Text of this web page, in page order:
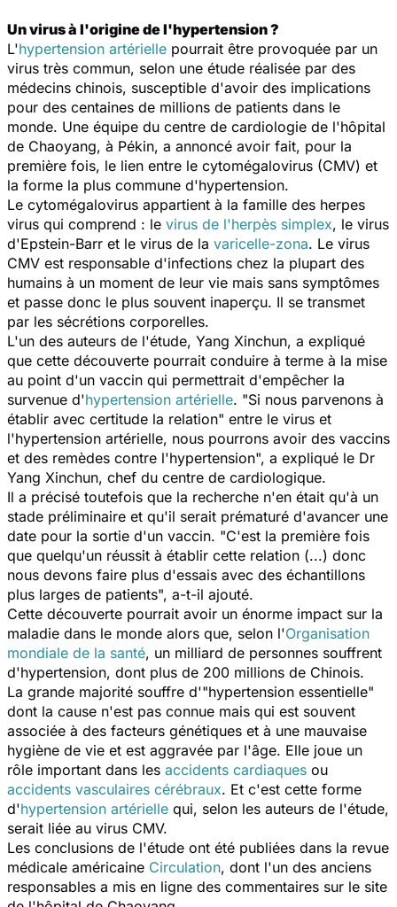
Un virus à l'origine de l'hypertension ?
L'hypertension artérielle pourrait être provoquée par un
virus très commun, selon une étude réalisée par des
médecins chinois, susceptible d'avoir des implications
pour des centaines de millions de patients dans le
monde. Une équipe du centre de cardiologie de l'hôpital
de Chaoyang, à Pékin, a annoncé avoir fait, pour la
première fois, le lien entre le cytomégalovirus (CMV) et
la forme la plus commune d'hypertension.
Le cytomégalovirus appartient à la famille des herpes
virus qui comprend : le virus de l'herpès simplex, le virus
d'Epstein-Barr et le virus de la varicelle-zona. Le virus
CMV est responsable d'infections chez la plupart des
humains à un moment de leur vie mais sans symptômes
et passe donc le plus souvent inaperçu. Il se transmet
par les sécrétions corporelles.
L'un des auteurs de l'étude, Yang Xinchun, a expliqué
que cette découverte pourrait conduire à terme à la mise
au point d'un vaccin qui permettrait d'empêcher la
survenue d'hypertension artérielle. "Si nous parvenons à
établir avec certitude la relation" entre le virus et
l'hypertension artérielle, nous pourrons avoir des vaccins
et des remèdes contre l'hypertension", a expliqué le Dr
Yang Xinchun, chef du centre de cardiologique.
Il a précisé toutefois que la recherche n'en était qu'à un
stade préliminaire et qu'il serait prématuré d'avancer une
date pour la sortie d'un vaccin. "C'est la première fois
que quelqu'un réussit à établir cette relation (...) donc
nous devons faire plus d'essais avec des échantillons
plus larges de patients", a-t-il ajouté.
Cette découverte pourrait avoir un énorme impact sur la
maladie dans le monde alors que, selon l'Organisation
mondiale de la santé, un milliard de personnes souffrent
d'hypertension, dont plus de 200 millions de Chinois.
La grande majorité souffre d'"hypertension essentielle"
dont la cause n'est pas connue mais qui est souvent
associée à des facteurs génétiques et à une mauvaise
hygiène de vie et est aggravée par l'âge. Elle joue un
rôle important dans les accidents cardiaques ou
accidents vasculaires cérébraux. Et c'est cette forme
d'hypertension artérielle qui, selon les auteurs de l'étude,
serait liée au virus CMV.
Les conclusions de l'étude ont été publiées dans la revue
médicale américaine Circulation, dont l'un des anciens
responsables a mis en ligne des commentaires sur le site